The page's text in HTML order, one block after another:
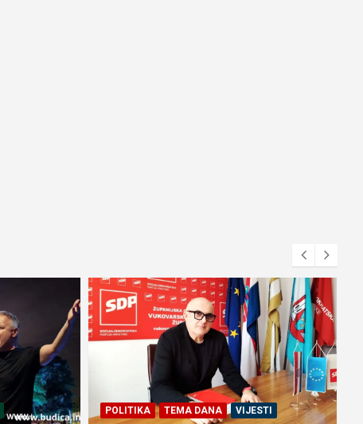
POLITIKA TEMA DANA VIJESTI